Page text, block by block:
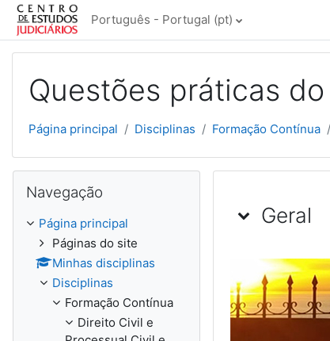
Ir para o conteúdo principal
Português - Portugal ‎(pt)‎
Questões práticas
Página principal Disciplinas Formação Contínua
Lista de
Geral
Navegação
Página principal
Páginas do site
Minhas disciplinas
Disciplinas
Formação Contínua
Direito Civil e